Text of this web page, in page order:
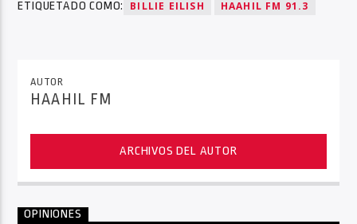
ETIQUETADO COMO: BILLIE EILISH HAAHIL FM 91.3
AUTOR
HAAHIL FM
ARCHIVOS DEL AUTOR
OPINIONES